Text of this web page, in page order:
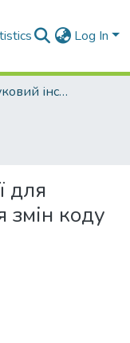
Log In
Навчально-науковий інститут комп'ютерних наук та управління проектами (ННІКНУП)
для
змін коду